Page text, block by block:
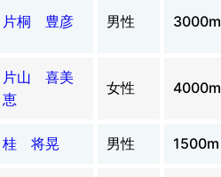
片桐 豊彦 男性 3000m
片山 喜美
恵
女性 4000m
桂 将晃 男性 1500m